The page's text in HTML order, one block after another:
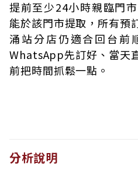
提前至少24小時親臨門
能於該門市提取，所有預
涌站分店仍適合回台前
WhatsApp先訂好、當天
前把時間抓鬆一點。
分析說明